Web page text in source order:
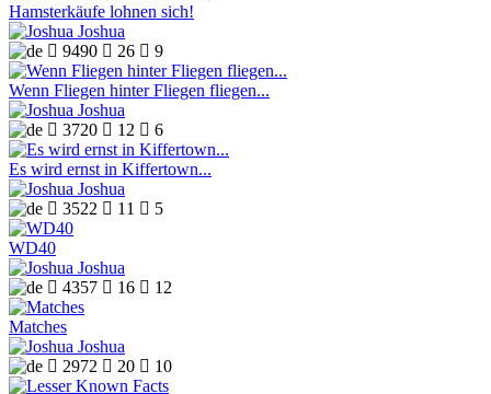
Hamsterkäufe lohnen sich!
Joshua
 9490  26  9
Wenn Fliegen hinter Fliegen fliegen...
Joshua
 3720  12  6
Es wird ernst in Kiffertown...
Joshua
 3522  11  5
WD40
Joshua
 4357  16  12
Matches
Joshua
 2972  20  10